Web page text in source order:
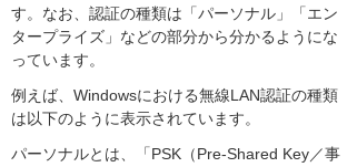
す。なお、認証の種類は「パーソナル」「エン
タープライズ」などの部分から分かるようにな
っています。
例えば、Windowsにおける無線LAN認証の種類
は以下のように表示されています。
パーソナルとは、「PSK（Pre-Shared Key／事